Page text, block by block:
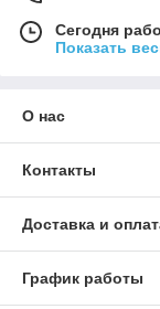
Сегодня
Показать
О нас
Контакты
Доставка и
График работы